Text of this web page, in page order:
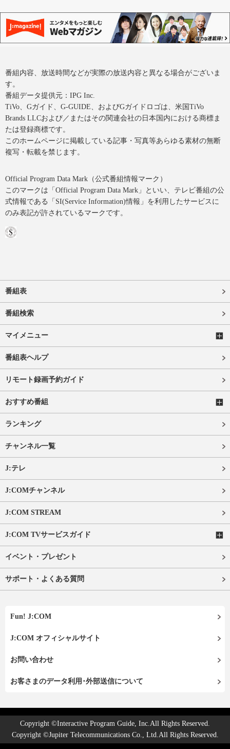
番組内容、放送時間などが実際の放送内容と異なる場合がございま
す。
番組データ提供元：IPG Inc.
TiVo、Gガイド、G-GUIDE、およびGガイドロゴは、米国TiVo
Brands LLCおよび／またはその関連会社の日本国内における商標ま
たは登録商標です。
このホームページに掲載している記事・写真等あらゆる素材の無断
複写・転載を禁じます。
Official Program Data Mark（公式番組情報マーク）
このマークは「Official Program Data Mark」といい、テレビ番組の公
式情報である「SI(Service Information)情報」を利用したサービスに
のみ表記が許されているマークです。
番組表
番組検索
マイメニュー
番組表ヘルプ
リモート録画予約ガイド
おすすめ番組
ランキング
チャンネル一覧
J:テレ
J:COMチャンネル
J:COM STREAM
J:COM TVサービスガイド
イベント・プレゼント
サポート・よくある質問
Fun! J:COM
J:COM オフィシャルサイト
お問い合わせ
お客さまのデータ利用･外部送信について
Copyright ©Interactive Program Guide, Inc.All Rights Reserved.
Copyright ©Jupiter Telecommunications Co., Ltd.All Rights Reserved.